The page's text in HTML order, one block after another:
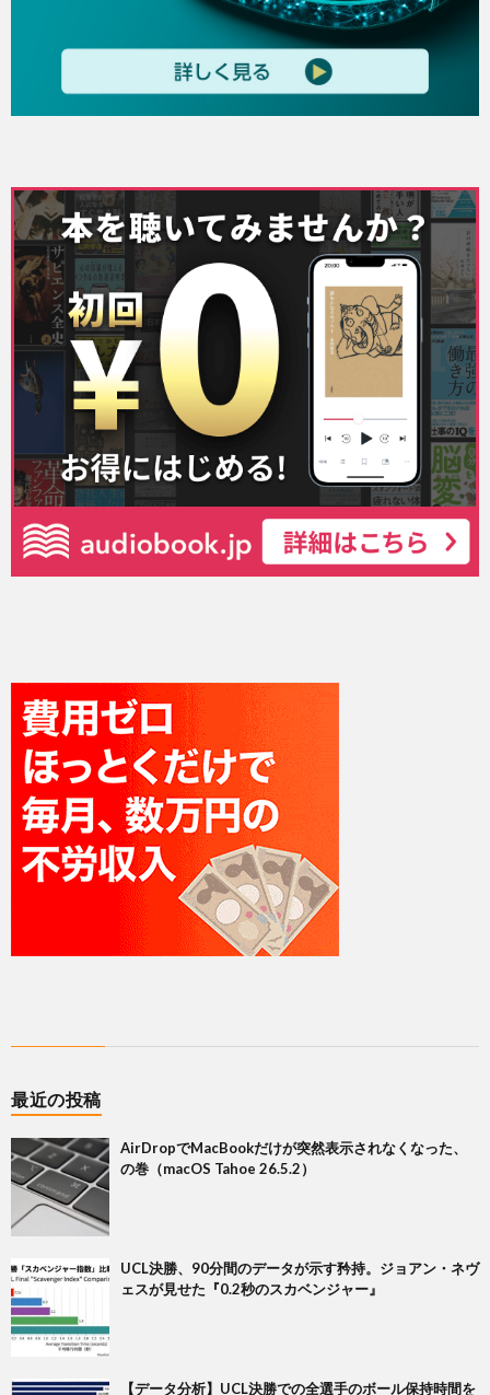
最近の投稿
AirDropでMacBookだけが突然表示されなくなった、
の巻（macOS Tahoe 26.5.2）
UCL決勝、90分間のデータが示す矜持。ジョアン・ネヴ
ェスが見せた『0.2秒のスカベンジャー』
【データ分析】UCL決勝での全選手のボール保持時間を